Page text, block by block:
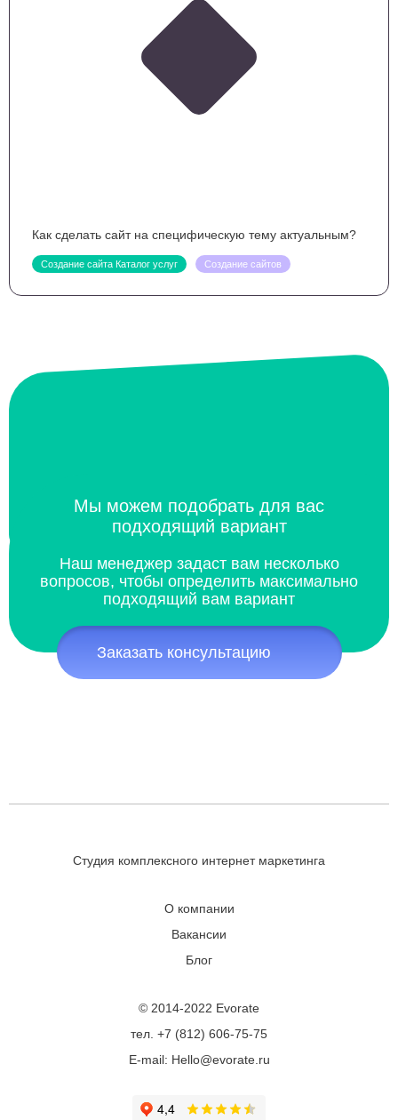
Как сделать сайт на специфическую тему актуальным?
Создание сайта Каталог услуг Создание сайтов
Мы можем подобрать для вас
подходящий вариант
Наш менеджер задаст вам несколько
вопросов, чтобы определить максимально
подходящий вам вариант
Заказать консультацию
Студия комплексного интернет маркетинга
О компании
Вакансии
Блог
© 2014-2022 Evorate
тел. +7 (812) 606-75-75
E-mail: Hello@evorate.ru